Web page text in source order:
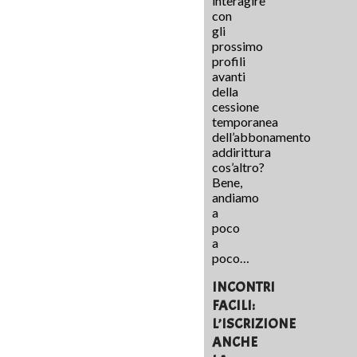
con
gli
prossimo
profili
avanti
della
cessione
temporanea
dell’abbonamento
addirittura
cos’altro?
Bene,
andiamo
a
poco
a
poco…
INCONTRI
FACILI:
L’ISCRIZIONE
ANCHE